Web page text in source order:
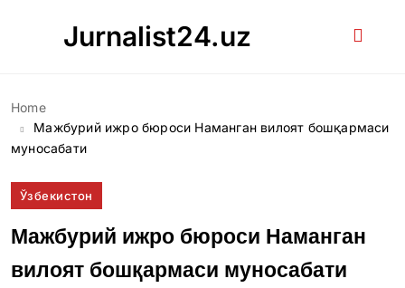
Jurnalist24.uz
Home
Мажбурий ижро бюроси Наманган вилоят бошқармаси
муносабати
Ўзбекистон
Мажбурий ижро бюроси Наманган
вилоят бошқармаси муносабати